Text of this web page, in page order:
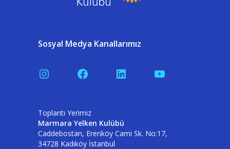
Sosyal Medya Kanallarımız
InstagramFacebookLinkedInYouTube
Toplantı Yerimiz
Marmara Yelken Kulübü
Caddebostan, Erenköy Cami Sk. No:17,
34728 Kadıköy İstanbul